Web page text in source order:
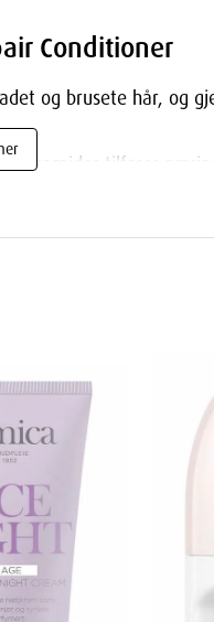
Conditioner
og brusete hår, og
ceramider tilfører
glatt og glansfullt.
Conditioner
eller Repairing
og påfør en passende